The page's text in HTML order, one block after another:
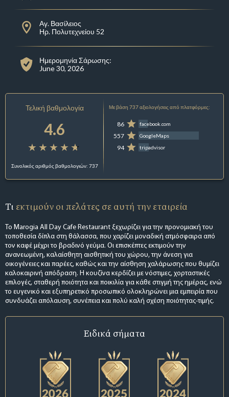
Αγ. Βασίλειος
Ηρ. Πολυτεχνείου 52
Ημερομηνία Σάρωσης:
June 30, 2026
Τελική βαθμολογία
4.6
Συνολικός αριθμός βαθμολογιών: 737
Με βάση 737 αξιολογήσεις από πλατφόρμες:
86 facebook.com
557 GoogleMaps
94 tripadvisor
Τι εκτιμούν οι πελάτες σε αυτή την εταιρεία
Το Marogia All Day Cafe Restaurant ξεχωρίζει για την προνομιακή του
τοποθεσία δίπλα στη θάλασσα, που χαρίζει μοναδική ατμόσφαιρα από
τον καφέ μέχρι το βραδινό γεύμα. Οι επισκέπτες εκτιμούν την
ανανεωμένη, καλαίσθητη αισθητική του χώρου, την άνεση για
οικογένειες και παρέες, καθώς και την αίσθηση χαλάρωσης που θυμίζει
καλοκαιρινή απόδραση. Η κουζίνα κερδίζει με νόστιμες, χορταστικές
επιλογές, σταθερή ποιότητα και ποικιλία για κάθε στιγμή της ημέρας, ενώ
το ευγενικό και εξυπηρετικό προσωπικό ολοκληρώνει μια εμπειρία που
συνδυάζει απόλαυση, συνέπεια και πολύ καλή σχέση ποιότητας-τιμής.
Ειδικά σήματα